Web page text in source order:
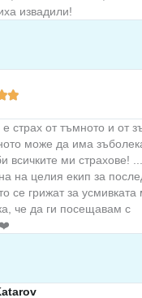
извадили!

страх от тъмното и от
може да има
всичките ми страхове!
на целия екип за
се грижат за усмивката
че да ги посещавам с
❤️